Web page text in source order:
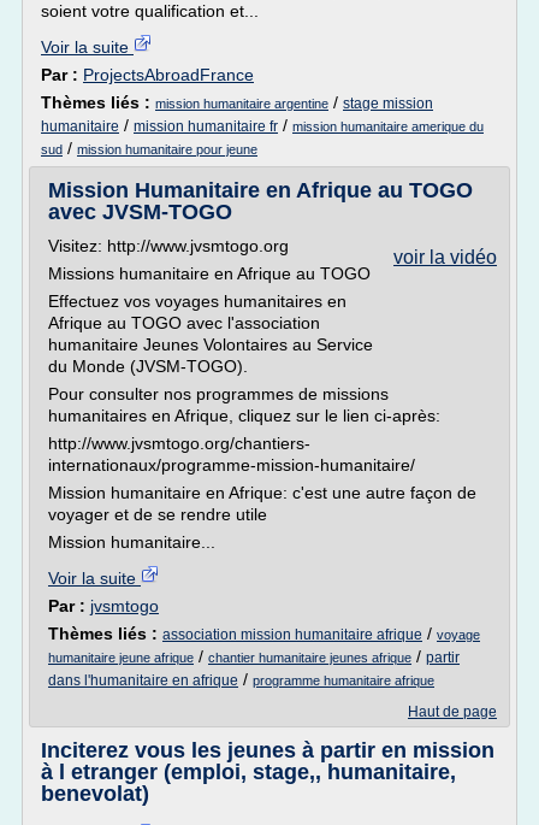
soient votre qualification et...
Voir la suite
Par : ProjectsAbroadFrance
Thèmes liés : mission humanitaire argentine / stage mission
humanitaire / mission humanitaire fr / mission humanitaire amerique du
sud / mission humanitaire pour jeune
Mission Humanitaire en Afrique au TOGO
avec JVSM-TOGO
voir la vidéo
Visitez: http://www.jvsmtogo.org
Missions humanitaire en Afrique au TOGO
Effectuez vos voyages humanitaires en
Afrique au TOGO avec l'association
humanitaire Jeunes Volontaires au Service
du Monde (JVSM-TOGO).
Pour consulter nos programmes de missions
humanitaires en Afrique, cliquez sur le lien ci-après:
http://www.jvsmtogo.org/chantiers-
internationaux/programme-mission-humanitaire/
Mission humanitaire en Afrique: c'est une autre façon de
voyager et de se rendre utile
Mission humanitaire...
Voir la suite
Par : jvsmtogo
Thèmes liés : association mission humanitaire afrique / voyage
humanitaire jeune afrique / chantier humanitaire jeunes afrique / partir
dans l'humanitaire en afrique / programme humanitaire afrique
Haut de page
Inciterez vous les jeunes à partir en mission
à l etranger (emploi, stage,, humanitaire,
benevolat)